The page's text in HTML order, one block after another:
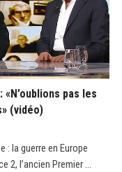
pas les
(vidéo)
: la guerre en Europe
2, l’ancien Premier ...